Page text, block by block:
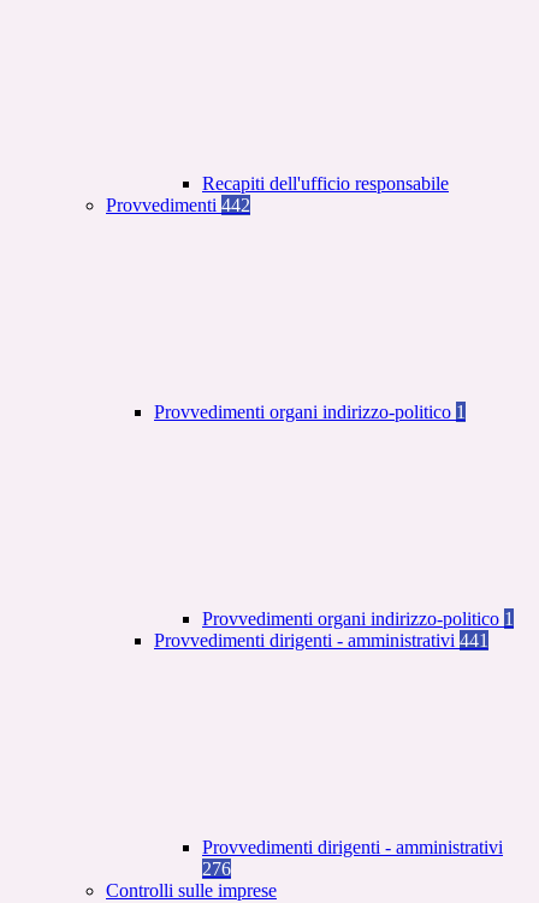
Recapiti dell'ufficio responsabile
Provvedimenti 442
Provvedimenti organi indirizzo-politico 1
Provvedimenti organi indirizzo-politico 1
Provvedimenti dirigenti - amministrativi 441
Provvedimenti dirigenti - amministrativi
276
Controlli sulle imprese